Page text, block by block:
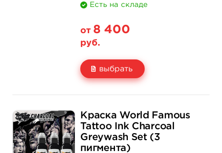
Есть на складе
от 8 400
руб.
выбрать
Цена
Количество
8 400 руб.
купить
23 800 руб.
Краска World Famous
Tattoo Ink Charcoal
Greywash Set (3
пигмента)